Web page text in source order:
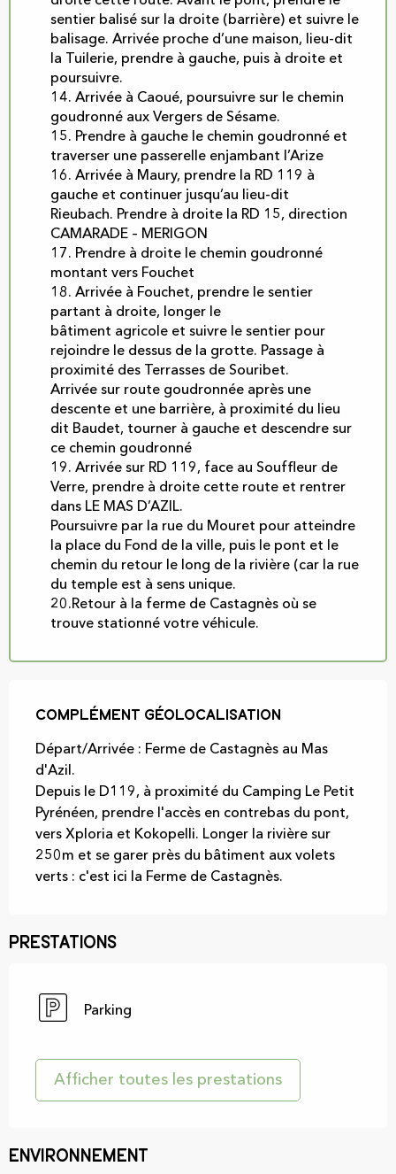
sentier balisé sur la droite (barrière) et suivre le
balisage. Arrivée proche d’une maison, lieu-dit
la Tuilerie, prendre à gauche, puis à droite et
poursuivre.
14. Arrivée à Caoué, poursuivre sur le chemin
goudronné aux Vergers de Sésame.
15. Prendre à gauche le chemin goudronné et
traverser une passerelle enjambant l’Arize
16. Arrivée à Maury, prendre la RD 119 à
gauche et continuer jusqu’au lieu-dit
Rieubach. Prendre à droite la RD 15, direction
CAMARADE – MERIGON
17. Prendre à droite le chemin goudronné
montant vers Fouchet
18. Arrivée à Fouchet, prendre le sentier
partant à droite, longer le
bâtiment agricole et suivre le sentier pour
rejoindre le dessus de la grotte. Passage à
proximité des Terrasses de Souribet.
Arrivée sur route goudronnée après une
descente et une barrière, à proximité du lieu
dit Baudet, tourner à gauche et descendre sur
ce chemin goudronné
19. Arrivée sur RD 119, face au Souffleur de
Verre, prendre à droite cette route et rentrer
dans LE MAS D’AZIL.
Poursuivre par la rue du Mouret pour atteindre
la place du Fond de la ville, puis le pont et le
chemin du retour le long de la rivière (car la rue
du temple est à sens unique.
20.Retour à la ferme de Castagnès où se
trouve stationné votre véhicule.
Complément géolocalisation
Complément géolocalisation
Départ/Arrivée : Ferme de Castagnès au Mas
d'Azil.
Depuis le D119, à proximité du Camping Le Petit
Pyrénéen, prendre l'accès en contrebas du pont,
vers Xploria et Kokopelli. Longer la rivière sur
250m et se garer près du bâtiment aux volets
verts : c'est ici la Ferme de Castagnès.
Prestations
Parking
Afficher toutes les prestations
Environnement